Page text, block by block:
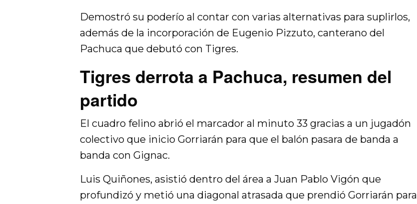
Demostró su poderío al contar con varias alternativas para suplirlos,
además de la incorporación de Eugenio Pizzuto, canterano del
Pachuca que debutó con Tigres.
Tigres derrota a Pachuca, resumen del
partido
El cuadro felino abrió el marcador al minuto 33 gracias a un jugadón
colectivo que inicio Gorriarán para que el balón pasara de banda a
banda con Gignac.
Luis Quiñones, asistió dentro del área a Juan Pablo Vigón que
profundizó y metió una diagonal atrasada que prendió Gorriarán para